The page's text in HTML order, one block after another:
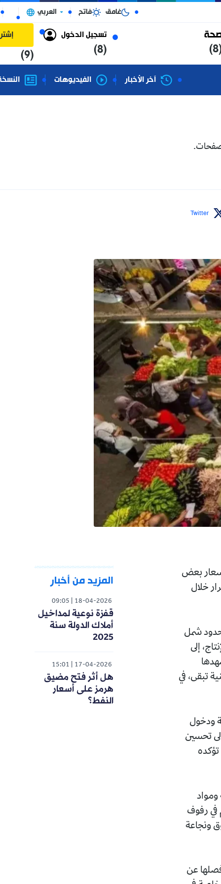
تسجيل الدخول إشتراك
فاتح العربي الجزائر
آخر الأخبار الفيديوهات النسخة الورقية
المزيد من أخبار
09:05
قفزة نوعية لمداخيل
أملاك الدولة سنة
15:01
هل أثر فتح مضيق
هرمز على أسعار